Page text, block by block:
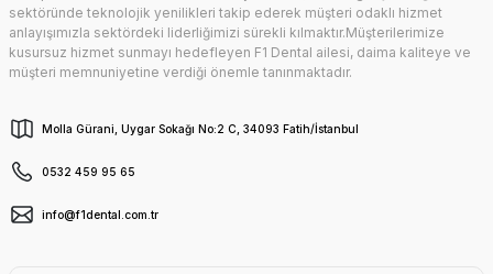
sektöründe teknolojik yenilikleri takip ederek müşteri odaklı hizmet
anlayışımızla sektördeki liderliğimizi sürekli kılmaktır.Müşterilerimize
kusursuz hizmet sunmayı hedefleyen F1 Dental ailesi, daima kaliteye ve
müşteri memnuniyetine verdiği önemle tanınmaktadır.
Molla Gürani, Uygar Sokağı No:2 C, 34093 Fatih/İstanbul
0532 459 95 65
info@f1dental.com.tr